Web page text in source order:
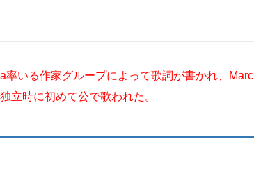
いる作家グループによって歌詞が書かれ、Marc
立時に初めて公で歌われた。